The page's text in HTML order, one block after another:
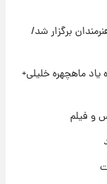
میثاقی با موی
برگزار شد/
ماهچهره خلیلی+
و فیلم